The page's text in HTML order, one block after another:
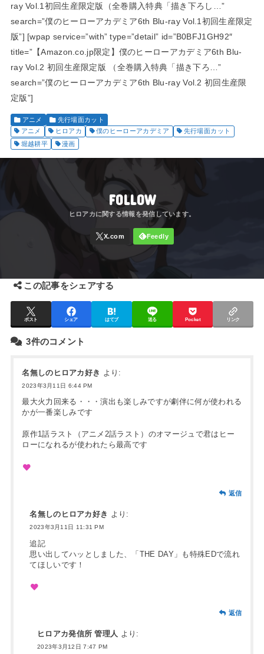
ray Vol.1初回生産限定版（全巻購入特典「描き下ろし…”
search=”僕のヒーローアカデミア6th Blu-ray Vol.1初回生産限定
版”] [wpap service=”with” type=”detail” id=”B0BFJ1GH92″
title=”【Amazon.co.jp限定】僕のヒーローアカデミア6th Blu-
ray Vol.2 初回生産限定版 （全巻購入特典「描き下ろ…”
search=”僕のヒーローアカデミア6th Blu-ray Vol.2 初回生産限
定版”]
アニメ
先行場面カット
アニメ
ヒロアカ 僕のヒーローアカデミア
先行場面カット
堀越耕平
漫画
FOLLOW
この記事をシェアする
ポスト シェア はてブ 送る Pocket リンク
3件のコメント
名無しのヒロアカ好き より:
2023年3月11日 6:44 PM
最大火力回来る・・・演出も楽しみですが劇伴に何が使われる
かが一番楽しみです
原作1話ラスト（アニメ2話ラスト）のオマージュで君はヒー
ローになれるが使われたら最高です
返信
名無しのヒロアカ好き より:
2023年3月11日 11:31 PM
追記
思い出してハッとしました、「THE DAY」も特殊EDで流れ
てほしいです！
返信
ヒロアカ発信所 管理人 より:
2023年3月12日 7:47 PM